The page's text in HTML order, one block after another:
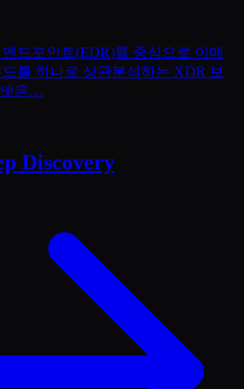
엔드포인트(EDR)를 중심으로 이메
드를 하나로 상관분석하는 XDR 보
은…
Discovery